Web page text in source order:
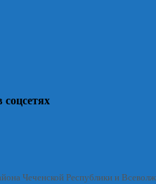
Чеченской Республики и